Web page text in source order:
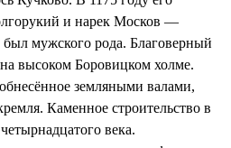
и нарек Москов —
был мужского рода. Благоверный
высоком Боровицком холме.
земляными валами,
Каменное строительство в
века.